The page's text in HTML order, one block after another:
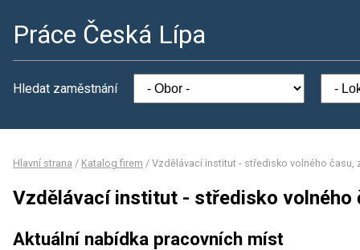
Práce Česká Lípa
Hledat zaměstnání
Hlavní strana / Katalog firem / Vzdělávací institut - středisko volného času,
Vzdělávací institut - středisko volného
Aktuální nabídka pracovních míst